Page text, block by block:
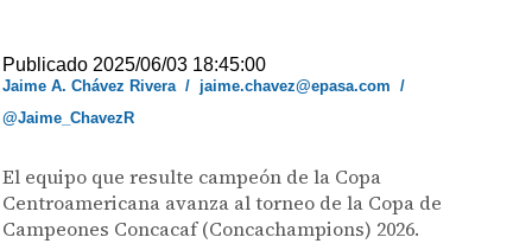
Publicado 2025/06/03 18:45:00
Jaime A. Chávez Rivera/ jaime.chavez@epasa.com /
@Jaime_ChavezR
El equipo que resulte campeón de la Copa
Centroamericana avanza al torneo de la Copa de
Campeones Concacaf (Concachampions) 2026.